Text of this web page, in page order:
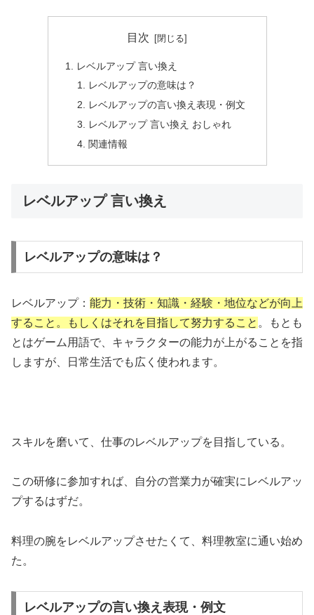
目次
レベルアップ 言い換え
レベルアップの意味は？
レベルアップの言い換え表現・例文
レベルアップ 言い換え おしゃれ
関連情報
レベルアップ 言い換え
レベルアップの意味は？
レベルアップ： 能力・技術・知識・経験・地位などが向上
すること。もしくはそれを目指して努力すること 。もとも
とはゲーム用語で、キャラクターの能力が上がることを指
しますが、日常生活でも広く使われます。
スキルを磨いて、仕事のレベルアップを目指している。
この研修に参加すれば、自分の営業力が確実にレベルアッ
プするはずだ。
料理の腕をレベルアップさせたくて、料理教室に通い始め
た。
レベルアップの言い換え表現・例文